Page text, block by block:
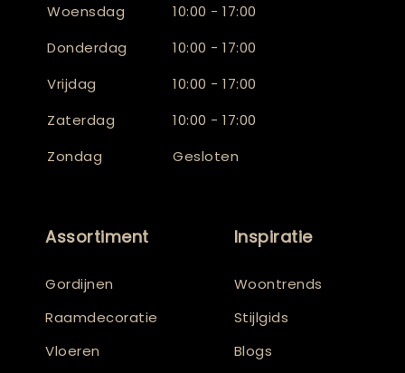
Woensdag
10:00 - 17:00
Donderdag
10:00 - 17:00
Vrijdag
10:00 - 17:00
Zaterdag
10:00 - 17:00
Zondag
Gesloten
Assortiment
Gordijnen
Raamdecoratie
Vloeren
Inspiratie
Woontrends
Stijlgids
Blogs